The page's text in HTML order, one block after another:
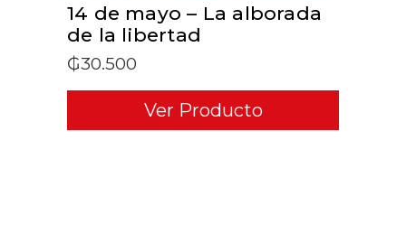
14 de mayo – La alborada
de la libertad
₲30.500
Ver Producto